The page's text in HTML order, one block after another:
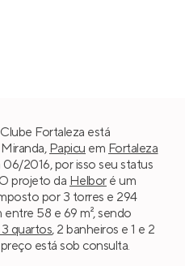
Fortaleza está
Papicu em Fortaleza
2016, por isso seu status
projeto da Helboré um
por 3 torres e 294
entre 58 e 69 m², sendo
quartos, 2 banheiros e 1 e 2
está sob consulta.